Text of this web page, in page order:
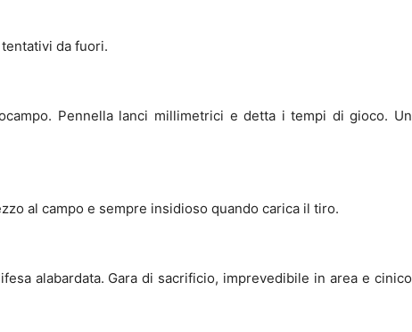
da fuori.
Pennella lanci millimetrici e detta i tempi di gioco. Un
al campo e sempre insidioso quando carica il tiro.
alabardata. Gara di sacrificio, imprevedibile in area e cinico